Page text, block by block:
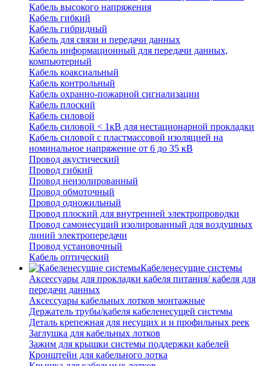
Кабель высокого напряжения
Кабель гибкий
Кабель гибридный
Кабель для связи и передачи данных
Кабель информационный для передачи данных,
компьютерный
Кабель коаксиальный
Кабель контрольный
Кабель охранно-пожарной сигнализации
Кабель плоский
Кабель силовой
Кабель силовой < 1кВ для нестационарной прокладки
Кабель силовой с пластмассовой изоляцией на
номинальное напряжение от 6 до 35 кВ
Провод акустический
Провод гибкий
Провод неизолированный
Провод обмоточный
Провод одножильный
Провод плоский для внутренней электропроводки
Провод самонесущий изолированный для воздушных
линий электропередачи
Провод установочный
Кабель оптический
Кабеленесущие системы
Аксессуары для прокладки кабеля питания/ кабеля для
передачи данных
Аксессуары кабельных лотков монтажные
Держатель трубы/кабеля кабеленесущей системы
Деталь крепежная для несущих и и профильных реек
Заглушка для кабельных лотков
Зажим для крышки системы поддержки кабелей
Кронштейн для кабельного лотка